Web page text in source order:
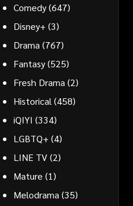
Comedy(647)
Disney+ (3)
Drama (767)
Fantasy(525)
Fresh Drama (2)
Historical (458)
iQIYI (334)
LGBTQ+ (4)
LINE TV(2)
Mature (1)
Melodrama (35)